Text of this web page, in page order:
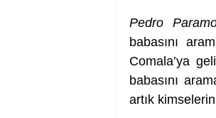
Pedro
babasını
Comala’ya
babasını
artık